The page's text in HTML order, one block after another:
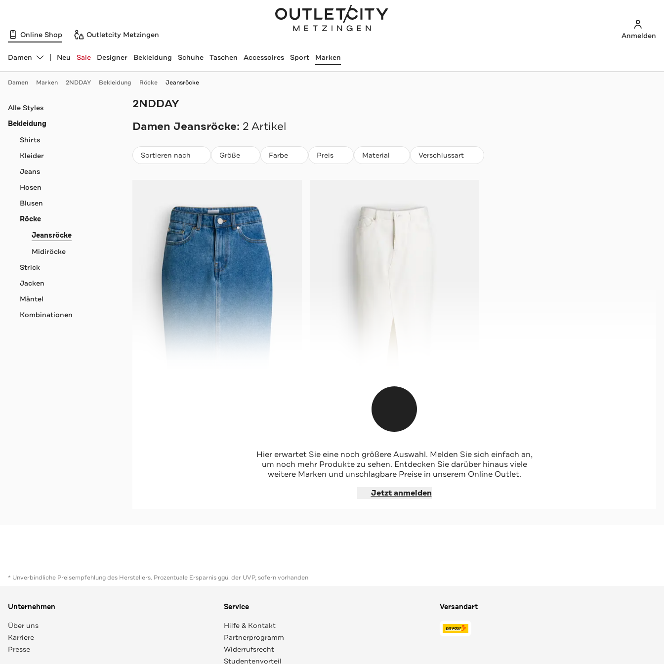
Online Shop Outletcity Metzingen Anmelden
Abteilung ändern, ausgewählt:
Damen Neu Sale Designer Bekleidung Schuhe Taschen Accessoires Sport Marken
Damen Marken 2NDDAY Bekleidung Röcke Jeansröcke
2NDDAY
Damen Jeansröcke: 2 Artikel
Navigation überspringen
Alle Styles
Bekleidung
Shirts
Kleider
Jeans
Hosen
Blusen
Röcke
Jeansröcke
Midiröcke
Strick
Jacken
Mäntel
Kombinationen
Sortieren nach
Beliebteste Größe Farbe Preis Material Verschlussart
Jeansrock ecru
Sale
Jetzt shoppen
Hier erwartet Sie eine noch größere Auswahl. Melden Sie sich einfach an,
um noch mehr Produkte zu sehen. Entdecken Sie darüber hinaus viele
weitere Marken und unschlagbare Preise in unserem Online Outlet.
Jetzt anmelden
* Unverbindliche Preisempfehlung des Herstellers. Prozentuale Ersparnis ggü. der UVP, sofern vorhanden
Unternehmen
Über uns
Karriere
Presse
Service
Hilfe & Kontakt
Partnerprogramm
Widerrufsrecht
Studentenvorteil
Versandart